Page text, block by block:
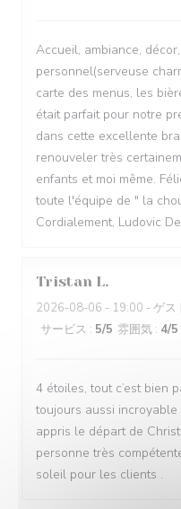
Accueil, ambiance,
personnel(serveuse
carte des menus, les
était parfait pour notre
dans cette excellente
renouveler très
enfants et moi même.
toute l'équipe de " la
Cordialement, Ludovic
Tristan L
2026-08-06 - 19:00 - ゲス
サービス : 5/5 雰囲気 : 4/5
4 étoiles, tout c’est bien
toujours aussi
appris le départ de
personne très
soleil pour les clients .